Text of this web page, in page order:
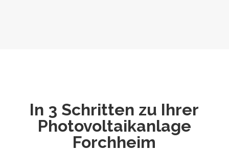
In 3 Schritten zu Ihrer
Photovoltaikanlage
Forchheim